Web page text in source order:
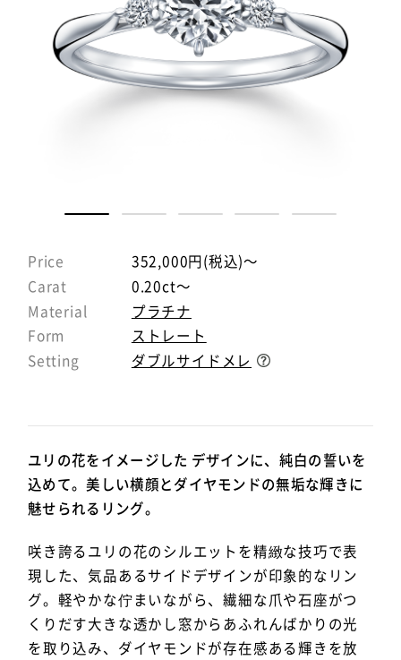
Price
352,000円(税込)～
Carat
0.20ct～
Material
プラチナ
Form
ストレート
Setting
ダブルサイドメレ
ユリの花をイメージした デザインに、純白の誓いを
込めて。美しい横顔とダイヤモンドの無垢な輝きに
魅せられるリング。
咲き誇るユリの花のシルエットを精緻な技巧で表
現した、気品あるサイドデザインが印象的なリン
グ。軽やかな佇まいながら、繊細な爪や石座がつ
くりだす大きな透かし窓からあふれんばかりの光
を取り込み、ダイヤモンドが存在感ある輝きを放